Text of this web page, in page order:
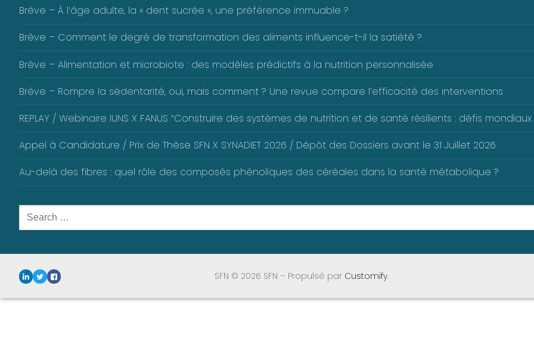
Brève – À l’âge adulte, la « dent sucrée », une préférence immuable ?
Brève – Comment le degré de transformation des aliments influence-t-il la satiété ?
Brève – Alimentation et microbiote : des modèles prédictifs à la nutrition personnalisée
Brève – Rompre la sédentarité, oui, mais comment ? Une revue compare l’efficacité des interventions
REPLAY / Webinaire IUNS X FANUS “Construire des systèmes de nutrition et de santé résilients : défis
Appel à Candidature / Prix de Thèse SFN X SYNADIET 2026 / Dépôt des Dossiers avant le 31 Juillet 2026
Au-delà des fibres : quel rôle des composés phénoliques des céréales dans la santé métabolique ?
Rechercher
:
SFN © 2026 SFN – Propulsé par Customify.